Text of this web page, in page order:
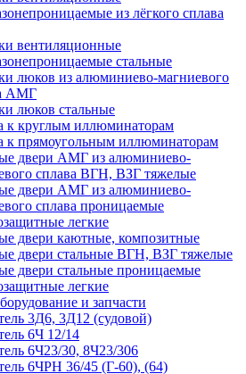
из лёгкого сплава
вентиляционные
стальные
люков из алюминиево-магниевого
АМГ
люков стальные
к круглым иллюминаторам
к прямоугольным иллюминаторам
двери АМГ из алюминиево-
сплава ВГН, ВЗГ тяжелые
двери АМГ из алюминиево-
сплава проницаемые
легкие
двери каютные, композитные
двери стальные ВГН, ВЗГ тяжелые
двери стальные проницаемые
легкие
и запчасти
3Д6, 3Д12 (судовой)
6Ч 12/14
6Ч23/30, 8Ч23/306
6ЧРН 36/45 (Г-60), (64)